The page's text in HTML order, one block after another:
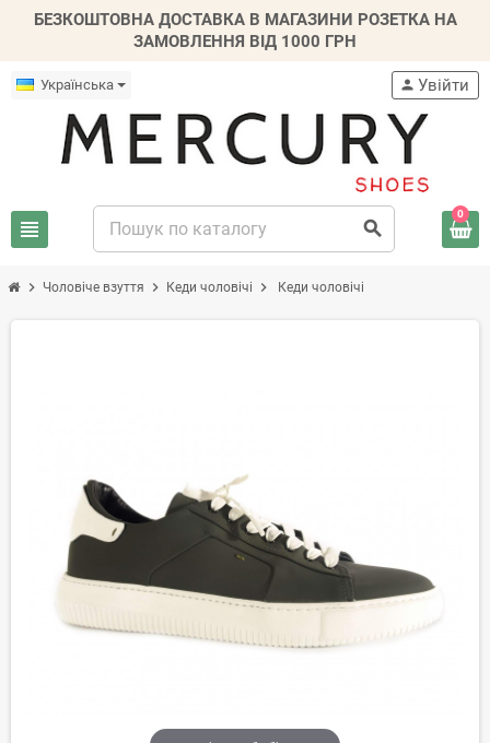
БЕЗКОШТОВНА ДОСТАВКА В МАГАЗИНИ РОЗЕТКА НА
ЗАМОВЛЕННЯ ВІД 1000 ГРН
Українська
view_headline search
person Увійти
0
chevron_right Чоловіче взуття chevron_right Кеди чоловічі chevron_right Кеди чоловічі